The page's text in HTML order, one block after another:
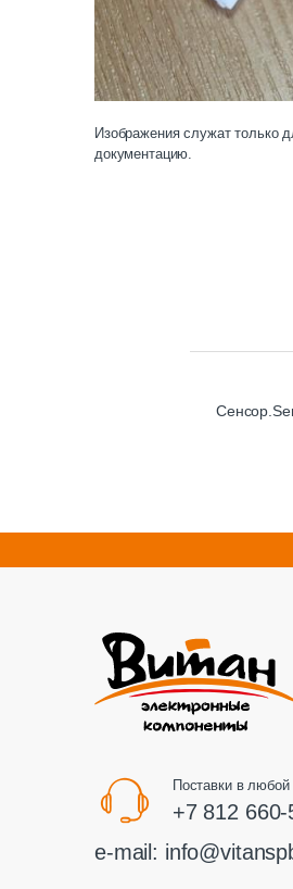
Изображения служат только
документацию.
Поставки в
+7 812
e-mail: